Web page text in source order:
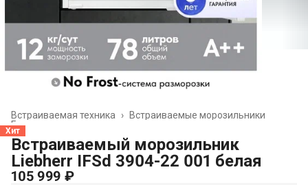
Встраиваемые морозильники
Встраиваемая техника
›
Главная
Хит
Встраиваемый морозильник
Liebherr IFSd 3904-22 001 белая
105 999 ₽